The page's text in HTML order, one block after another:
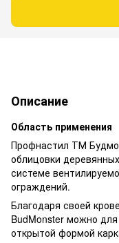
Описание
Область применения
Профнастил ТМ
облицовки
системе
ограждений.
Благодаря своей
BudMonster можно
открытой формой